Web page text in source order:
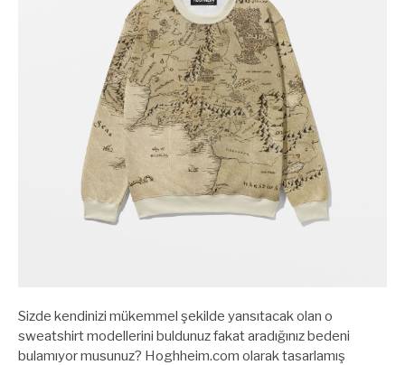
Sizde kendinizi mükemmel şekilde yansıtacak olan o
sweatshirt modellerini buldunuz fakat aradığınız bedeni
bulamıyor musunuz? Hoghheim.com olarak tasarlamış